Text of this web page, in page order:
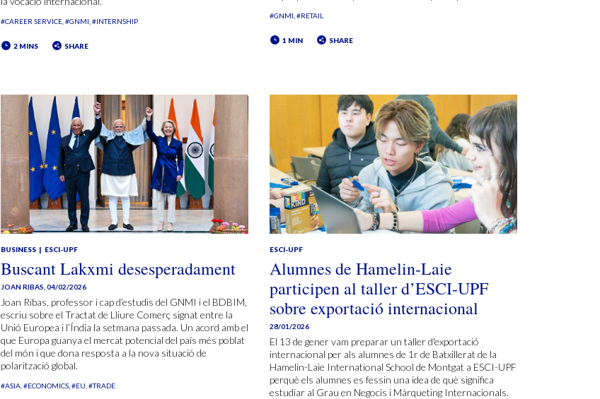
#CAREER SERVICE #GNMI #INTERNSHIP
2 MINS SHARE
#GNMI #RETAIL
1 MIN SHARE
BUSINESS ESCI-UPF
Buscant Lakxmi desesperadament
JOAN RIBAS 04/02/2026
Joan Ribas, professor i cap d’estudis del GNMI i el BDBIM,
escriu sobre el Tractat de Lliure Comerç signat entre la
Unió Europea i l’Índia la setmana passada. Un acord amb el
que Europa guanya el mercat potencial del país més poblat
del món i que dona resposta a la nova situació de
polarització global.
#ASIA #ECONOMICS #EU #TRADE
ESCI-UPF
Alumnes de Hamelin-Laie
participen al taller d’ESCI-UPF
sobre exportació internacional
28/01/2026
El 13 de gener vam preparar un taller d'exportació
internacional per als alumnes de 1r de Batxillerat de la
Hamelin-Laie International School de Montgat a ESCI-UPF
perquè els alumnes es fessin una idea de què significa
estudiar al Grau en Negocis i Màrqueting Internacionals.